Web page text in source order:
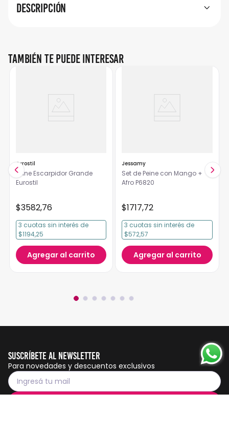
Descripción
También te puede interesar
Eurostil
Peine Escarpidor Grande
Eurostil
$3582,76
3 cuotas sin interés de
$1194,25
Agregar al carrito
Jessamy
Set de Peine con Mango +
Afro P6820
$1717,72
3 cuotas sin interés de
$572,57
Agregar al carrito
Suscríbete al Newsletter
Para novedades y descuentos exclusivos